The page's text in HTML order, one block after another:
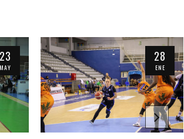
23
MAY
28
ENE